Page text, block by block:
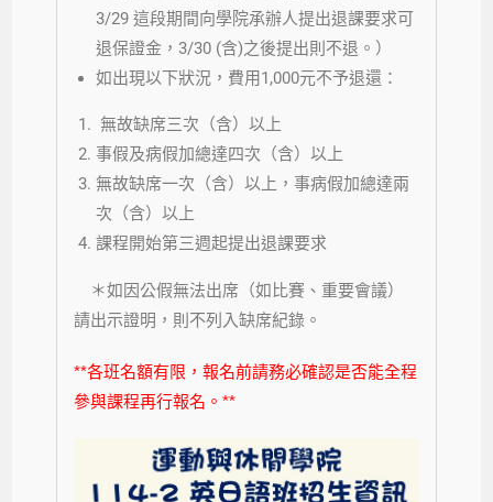
3/29 這段期間向學院承辦人提出退課要求可
退保證金，3/30 (含)之後提出則不退。）
如出現以下狀況，費用1,000元不予退還：
無故缺席三次（含）以上
事假及病假加總達四次（含）以上
無故缺席一次（含）以上，事病假加總達兩
次（含）以上
課程開始第三週起提出退課要求
＊如因公假無法出席（如比賽、重要會議）
請出示證明，則不列入缺席紀錄。
**各班名額有限，報名前請務必確認是否能全程
參與課程再行報名。**